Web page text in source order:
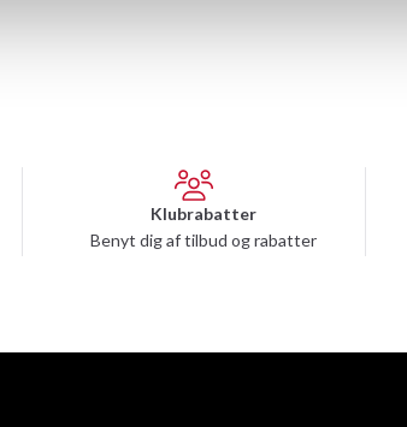
Klubrabatter
Benyt dig af tilbud og rabatter